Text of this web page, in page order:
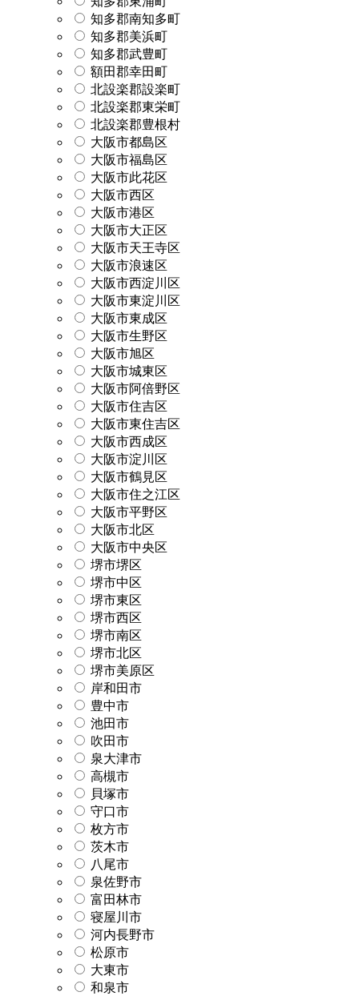
知多郡南知多町
知多郡美浜町
知多郡武豊町
額田郡幸田町
北設楽郡設楽町
北設楽郡東栄町
北設楽郡豊根村
大阪市都島区
大阪市福島区
大阪市此花区
大阪市西区
大阪市港区
大阪市大正区
大阪市天王寺区
大阪市浪速区
大阪市西淀川区
大阪市東淀川区
大阪市東成区
大阪市生野区
大阪市旭区
大阪市城東区
大阪市阿倍野区
大阪市住吉区
大阪市東住吉区
大阪市西成区
大阪市淀川区
大阪市鶴見区
大阪市住之江区
大阪市平野区
大阪市北区
大阪市中央区
堺市堺区
堺市中区
堺市東区
堺市西区
堺市南区
堺市北区
堺市美原区
岸和田市
豊中市
池田市
吹田市
泉大津市
高槻市
貝塚市
守口市
枚方市
茨木市
八尾市
泉佐野市
富田林市
寝屋川市
河内長野市
松原市
大東市
和泉市